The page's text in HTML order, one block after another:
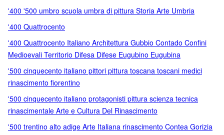
'400 '500 umbro scuola umbra di pittura Storia Arte Umbria
'400 Quattrocento
'400 Quattrocento Italiano Architettura Gubbio Contado Confini
Medioevali Territorio Difesa Difese Eugubino Eugubina
'500 cinquecento italiano pittori pittura toscana toscani medici
rinascimento fiorentino
'500 cinquecento italiano protagonisti pittura scienza tecnica
rinascimentale Arte e Cultura Del Rinascimento
'500 trentino alto adige Arte Italiana rinascimento Contea Gorizia